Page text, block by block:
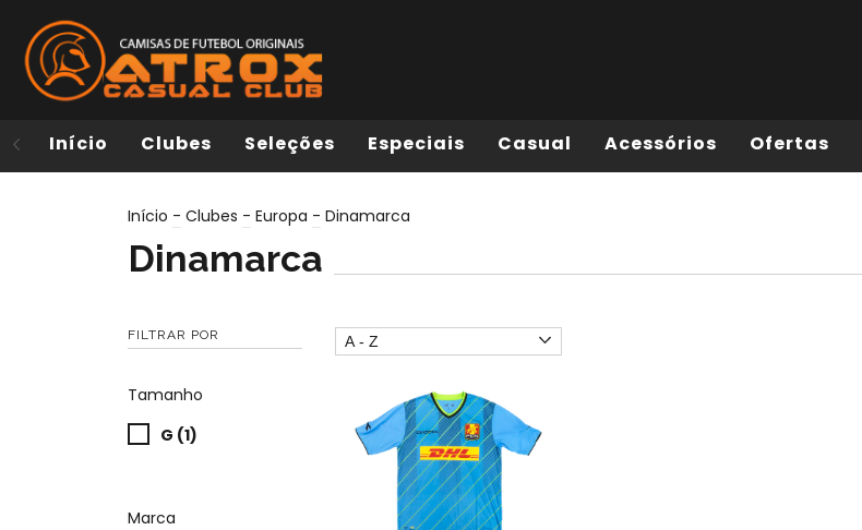
Início Clubes Seleções Especiais Casual Acessórios Ofertas
Início - Clubes - Europa - Dinamarca
Dinamarca
FILTRAR POR
Tamanho
G (1)
Marca